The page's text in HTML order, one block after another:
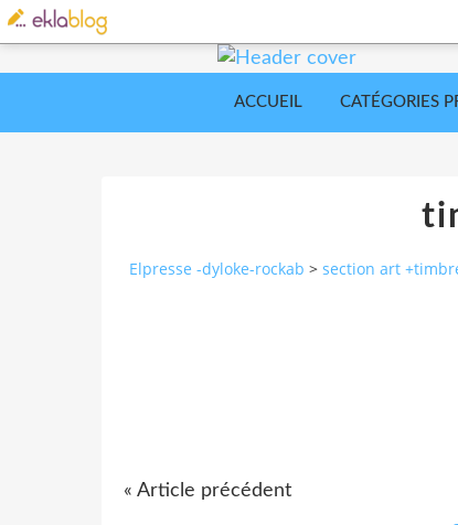
ACCUEIL CATÉGORIES
Elpresse -dyloke-rockab > section art
« Article précédent